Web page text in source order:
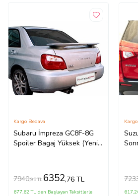
Subaru İmpreza GC8F-8G
Spoiler Bagaj Yüksek (Yeni
Kargo Bedava
7940,95 TL 6352,76 TL
677,62 TL'den Başlayan Taksitlerle